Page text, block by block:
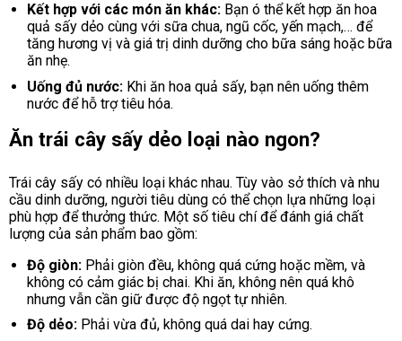
Kết hợp với các món ăn khác: Bạn ó thể kết hợp ăn hoa
quả sấy dẻo cùng với sữa chua, ngũ cốc, yến mạch,… để
tăng hương vị và giá trị dinh dưỡng cho bữa sáng hoặc bữa
ăn nhẹ.
Uống đủ nước: Khi ăn hoa quả sấy, bạn nên uống thêm
nước để hỗ trợ tiêu hóa.
Ăn trái cây sấy dẻo loại nào ngon?
Trái cây sấy có nhiều loại khác nhau. Tùy vào sở thích và nhu
cầu dinh dưỡng, người tiêu dùng có thể chọn lựa những loại
phù hợp để thưởng thức. Một số tiêu chí để đánh giá chất
lượng của sản phẩm bao gồm:
Độ giòn: Phải giòn đều, không quá cứng hoặc mềm, và
không có cảm giác bị chai. Khi ăn, không nên quá khô
nhưng vẫn cần giữ được độ ngọt tự nhiên.
Độ dẻo: Phải vừa đủ, không quá dai hay cứng.